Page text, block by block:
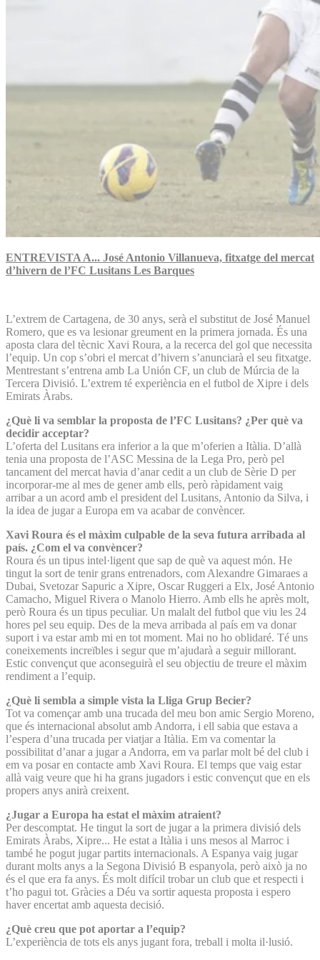
ENTREVISTA A... José Antonio Villanueva, fitxatge del mercat
d’hivern de l’FC Lusitans Les Barques
L’extrem de Cartagena, de 30 anys, serà el substitut de José Manuel
Romero, que es va lesionar greument en la primera jornada. És una
aposta clara del tècnic Xavi Roura, a la recerca del gol que necessita
l’equip. Un cop s’obri el mercat d’hivern s’anunciarà el seu fitxatge.
Mentrestant s’entrena amb La Unión CF, un club de Múrcia de la
Tercera Divisió. L’extrem té experiència en el futbol de Xipre i dels
Emirats Àrabs.
¿Què li va semblar la proposta de l’FC Lusitans? ¿Per què va
decidir acceptar?
L’oferta del Lusitans era inferior a la que m’oferien a Itàlia. D’allà
tenia una proposta de l’ASC Messina de la Lega Pro, però pel
tancament del mercat havia d’anar cedit a un club de Sèrie D per
incorporar-me al mes de gener amb ells, però ràpidament vaig
arribar a un acord amb el president del Lusitans, Antonio da Silva, i
la idea de jugar a Europa em va acabar de convèncer.
Xavi Roura és el màxim culpable de la seva futura arribada al
país. ¿Com el va convèncer?
Roura és un tipus intel·ligent que sap de què va aquest món. He
tingut la sort de tenir grans entrenadors, com Alexandre Gimaraes a
Dubai, Svetozar Sapuric a Xipre, Oscar Ruggeri a Elx, José Antonio
Camacho, Miguel Rivera o Manolo Hierro. Amb ells he après molt,
però Roura és un tipus peculiar. Un malalt del futbol que viu les 24
hores pel seu equip. Des de la meva arribada al país em va donar
suport i va estar amb mi en tot moment. Mai no ho oblidaré. Té uns
coneixements increïbles i segur que m’ajudarà a seguir millorant.
Estic convençut que aconseguirà el seu objectiu de treure el màxim
rendiment a l’equip.
¿Què li sembla a simple vista la Lliga Grup Becier?
Tot va començar amb una trucada del meu bon amic Sergio Moreno,
que és internacional absolut amb Andorra, i ell sabia que estava a
l’espera d’una trucada per viatjar a Itàlia. Em va comentar la
possibilitat d’anar a jugar a Andorra, em va parlar molt bé del club i
em va posar en contacte amb Xavi Roura. El temps que vaig estar
allà vaig veure que hi ha grans jugadors i estic convençut que en els
propers anys anirà creixent.
¿Jugar a Europa ha estat el màxim atraient?
Per descomptat. He tingut la sort de jugar a la primera divisió dels
Emirats Àrabs, Xipre... He estat a Itàlia i uns mesos al Marroc i
també he pogut jugar partits internacionals. A Espanya vaig jugar
durant molts anys a la Segona Divisió B espanyola, però això ja no
és el que era fa anys. És molt difícil trobar un club que et respecti i
t’ho pagui tot. Gràcies a Déu va sortir aquesta proposta i espero
haver encertat amb aquesta decisió.
¿Què creu que pot aportar a l’equip?
L’experiència de tots els anys jugant fora, treball i molta il·lusió.